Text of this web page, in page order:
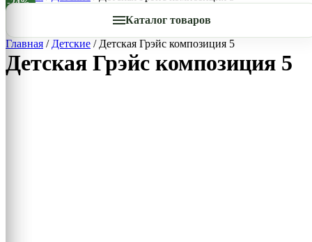
Каталог товаров
Главная /Детские / Детская Грэйс композиция 5
Детская Грэйс композиция 5
-24%